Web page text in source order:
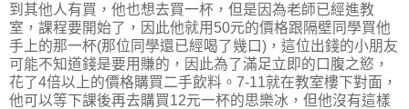
到其他人有買，他也想去買一杯，但是因為老師已經進教
室，課程要開始了，因此他就用50元的價格跟隔壁同學買他
手上的那一杯(那位同學還已經喝了幾口)，這位出錢的小朋友
可能不知道錢是要用賺的，因此為了滿足立即的口腹之慾，
花了4倍以上的價格購買二手飲料。7-11就在教室樓下對面，
他可以等下課後再去購買12元一杯的思樂冰，但他沒有這樣